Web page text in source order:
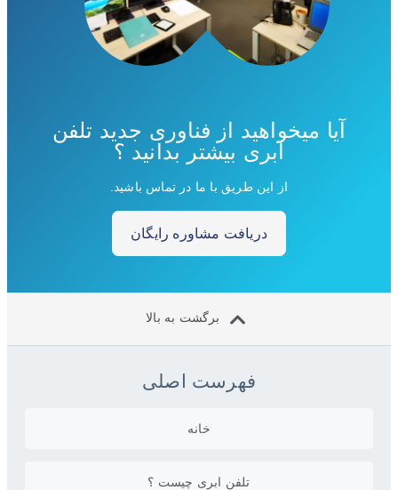
آیا میخواهید از فناوری جدید تلفن
ابری بیشتر بدانید ؟
از این طریق با ما در تماس باشید.
دریافت مشاوره رایگان
برگشت به بالا
فهرست اصلی
خانه
تلفن ابری چیست ؟